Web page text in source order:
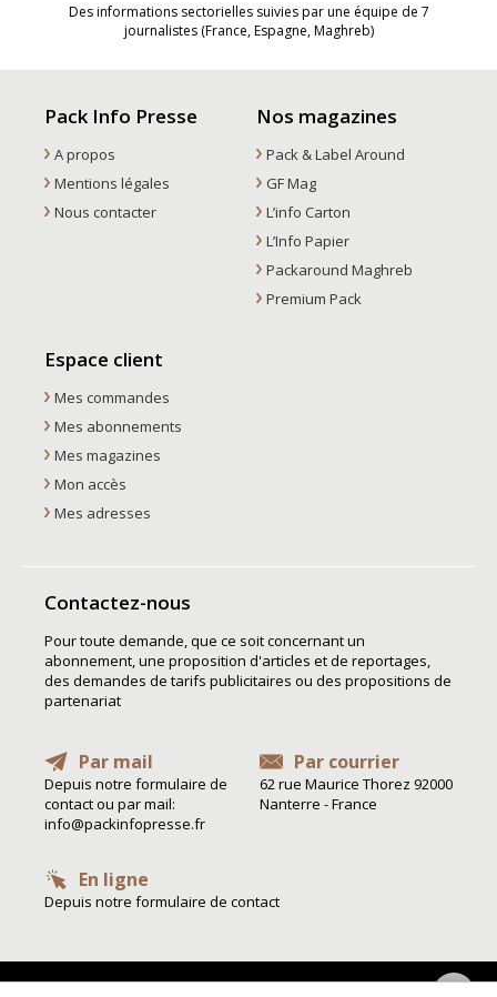
Des informations sectorielles suivies par une équipe de 7
journalistes (France, Espagne, Maghreb)
Pack Info Presse
A propos
Mentions légales
Nous contacter
Nos magazines
Pack & Label Around
GF Mag
L’info Carton
L’Info Papier
Packaround Maghreb
Premium Pack
Espace client
Mes commandes
Mes abonnements
Mes magazines
Mon accès
Mes adresses
Contactez-nous
Pour toute demande, que ce soit concernant un
abonnement, une proposition d'articles et de reportages,
des demandes de tarifs publicitaires ou des propositions de
partenariat
Par mail
Depuis notre formulaire de
contact ou par mail:
info@packinfopresse.fr
Par courrier
62 rue Maurice Thorez 92000
Nanterre - France
En ligne
Depuis notre formulaire de contact